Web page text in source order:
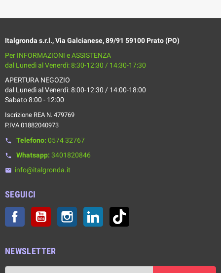
Italgronda s.r.l., Via Galcianese, 89/91 59100 Prato (PO)
Per INFORMAZIONI e ASSISTENZA
dal Lunedì al Venerdì: 8:30-12:30 / 14:30-17:30
APERTURA NEGOZIO
dal Lunedì al Venerdì: 8:00-12:30 / 14:00-18:00
Sabato 8:00 - 12:00
Iscrizione REA N. 479769
P.IVA 01882040973
phone Telefono: 0574 32767
phone Whatsapp: 3401820846
email info@italgronda.it
SEGUICI
Facebook YouTube Instagram LinkedIn
NEWSLETTER